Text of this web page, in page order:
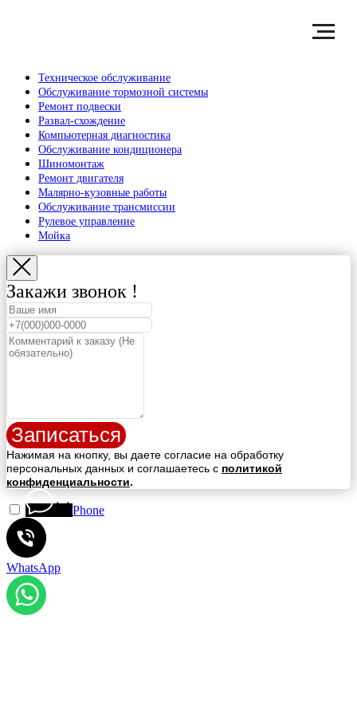
Техническое обслуживание
Обслуживание тормозной системы
Ремонт подвески
Развал-схождение
Компьютерная диагностика
Обслуживание кондиционера
Шиномонтаж
Ремонт двигателя
Малярно-кузовные работы
Обслуживание трансмиссии
Рулевое управление
Мойка
Закажи звонок !
Записаться
Нажимая на кнопку, вы даете согласие на обработку
персональных данных и соглашаетесь c политикой
конфиденциальности.
Phone
WhatsApp